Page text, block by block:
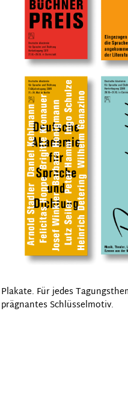
Plakate. Für jedes
prägnantes Schlüsselmotiv.